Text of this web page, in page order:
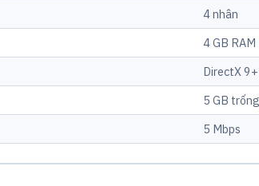
4 nhân
4 GB RAM
DirectX 9+
5 GB trống
5 Mbps